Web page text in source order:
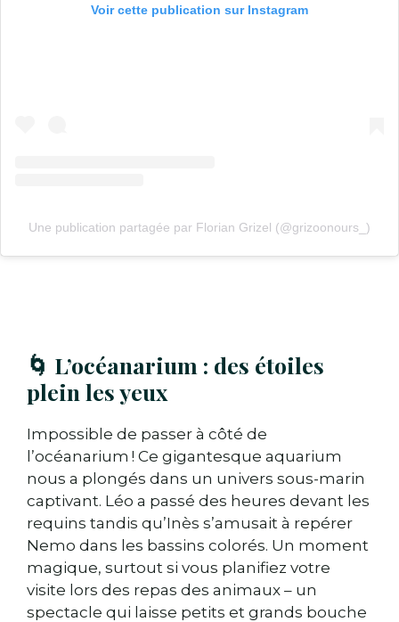
Voir cette publication sur Instagram
Une publication partagée par Florian Grizel (@grizoonours_)
🌀 L’océanarium : des étoiles
plein les yeux
Impossible de passer à côté de
l’océanarium ! Ce gigantesque aquarium
nous a plongés dans un univers sous-marin
captivant. Léo a passé des heures devant les
requins tandis qu’Inès s’amusait à repérer
Nemo dans les bassins colorés. Un moment
magique, surtout si vous planifiez votre
visite lors des repas des animaux – un
spectacle qui laisse petits et grands bouche